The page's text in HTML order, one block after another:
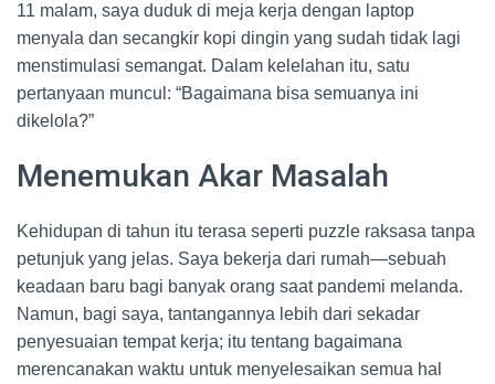
11 malam, saya duduk di meja kerja dengan laptop
menyala dan secangkir kopi dingin yang sudah tidak lagi
menstimulasi semangat. Dalam kelelahan itu, satu
pertanyaan muncul: “Bagaimana bisa semuanya ini
dikelola?”
Menemukan Akar Masalah
Kehidupan di tahun itu terasa seperti puzzle raksasa tanpa
petunjuk yang jelas. Saya bekerja dari rumah—sebuah
keadaan baru bagi banyak orang saat pandemi melanda.
Namun, bagi saya, tantangannya lebih dari sekadar
penyesuaian tempat kerja; itu tentang bagaimana
merencanakan waktu untuk menyelesaikan semua hal